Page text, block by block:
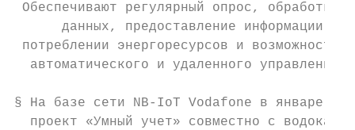
Обеспечивают регулярный опрос, обработку
      данных, предоставление информации о
потреблении энергоресурсов и возможность
  автоматического и удаленного управления.
§ На базе сети NB-IoT Vodafone в январе
проект «Умный учет» совместно с